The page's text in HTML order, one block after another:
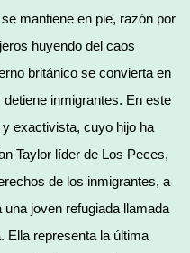
mantiene en pie, razón por
huyendo del caos
británico se convierta en
inmigrantes. En este
exactivista, cuyo hijo ha
Taylor líder de Los Peces,
de los inmigrantes, a
joven refugiada llamada
Ella representa la última